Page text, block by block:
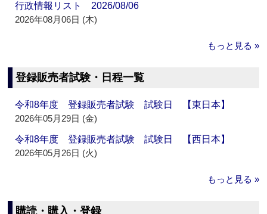
行政情報リスト 2026/08/06
2026年08月06日 (木)
もっと見る »
登録販売者試験・日程一覧
令和8年度 登録販売者試験 試験日 【東日本】
2026年05月29日 (金)
令和8年度 登録販売者試験 試験日 【西日本】
2026年05月26日 (火)
もっと見る »
購読・購入・登録